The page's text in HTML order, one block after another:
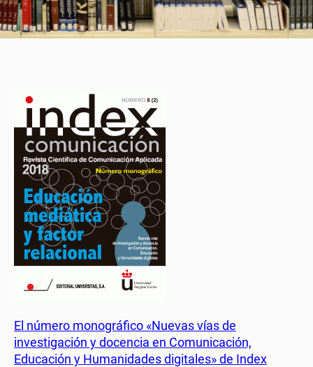
El número monográfico «Nuevas vías de
investigación y docencia en Comunicación,
Educación y Humanidades digitales» de Index